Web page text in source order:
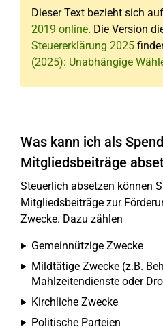
Dieser Text bezieht sich
2019 online. Die Version
Steuererklärung 2025
(2025): Unabhängige
Was kann ich als
Mitgliedsbeiträge
Steuerlich absetzen können
Mitgliedsbeiträge zur
Zwecke. Dazu zählen
Gemeinnützige Zwecke
Mildtätige Zwecke (z.B.
Mahlzeitendienste oder
Kirchliche Zwecke
Politische Parteien